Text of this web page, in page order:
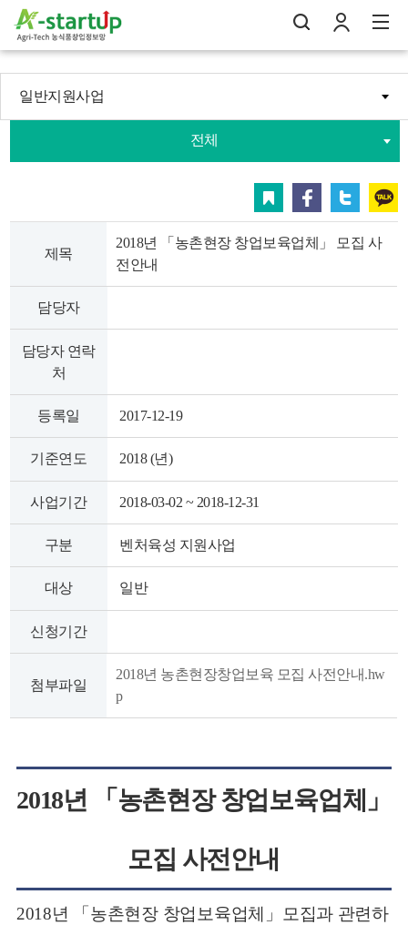
전
일반지원사업
전체
트위터 카카오
제목
2018년 「농촌현장 창업보육업체」 모집 사
전안내
담당자
담당자 연락
처
등록일 2017-12-19
기준연도 2018 (년)
사업기간 2018-03-02 ~ 2018-12-31
구분 벤처육성 지원사업
대상 일반
신청기간
첨부파일
2018년 농촌현장창업보육 모집 사전안내.hw
p
2018년 「 농촌현장 창업보육업체 」
모집 사전안내
2018년 「 농촌현장 창업보육업체 」 모집과 관련하